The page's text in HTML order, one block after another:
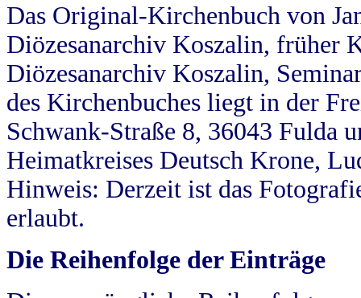
Das Original-Kirchenbuch von
Diözesanarchiv Koszalin, früher
Diözesanarchiv Koszalin,
des Kirchenbuches liegt in der
Schwank-Straße 8, 36043 Fulda
Heimatkreises Deutsch Krone,
Hinweis: Derzeit ist das
erlaubt.
Die Reihenfolge der Einträge